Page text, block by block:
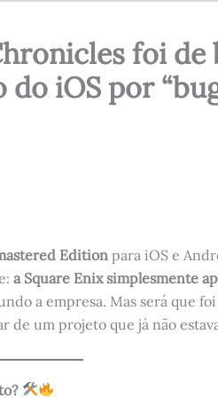
foi de
do iOS por
Edition para iOS e
a Square Enix simplesmente
a empresa. Mas será que
um projeto que já não